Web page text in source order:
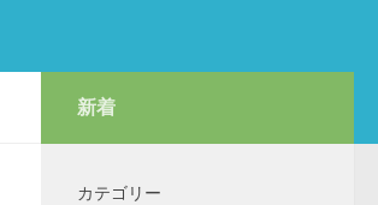
新着
カテゴリー